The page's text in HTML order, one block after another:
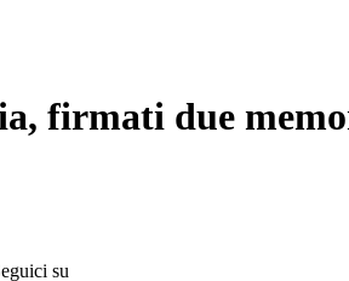
firmati due
su